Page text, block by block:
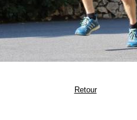
Retour